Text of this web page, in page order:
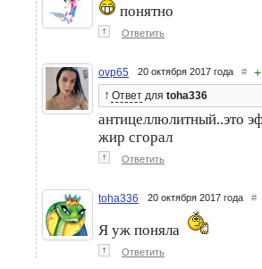
понятно
↑ Ответить
ovp65 20 октября 2017 года # +
↑ Ответ для toha336
антицеллюлитный..это
жир сгорал
↑ Ответить
toha336 20 октября 2017 года #
Я уж поняла
↑ Ответить